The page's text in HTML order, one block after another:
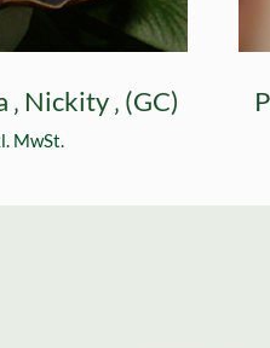
Nickity ‚ (GC)
MwSt.